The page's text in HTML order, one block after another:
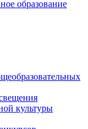
культуры